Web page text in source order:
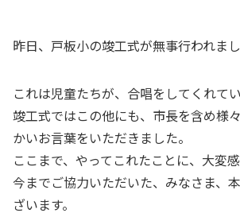
昨日、戸板小の竣工式が無事行われまし
これは児童たちが、合唱をしてくれてい
竣工式ではこの他にも、市長を含め様
かいお言葉をいただきました。
ここまで、やってこれたことに、大変感
今までご協力いただいた、みなさま、
ざいます。